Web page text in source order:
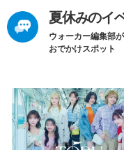
夏休みのイ
ウォーカー編集部
おでかけスポット